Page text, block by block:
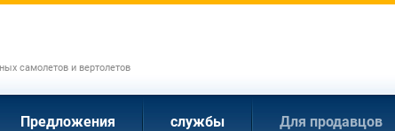
самолетов и вертолетов
Предложения службы Для продавцов